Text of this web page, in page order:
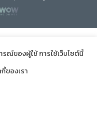
ณ์ของผู้ใช้ การใช้เว็บไซต์นี้
ของเรา